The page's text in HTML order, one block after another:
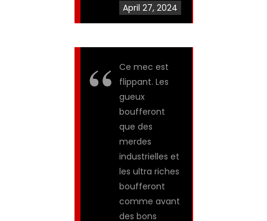
April 27, 2024
Ce mec est
flippant. Les
gueux
boufferont
que des
merdes
industrielles et
les ultra riches
boufferont
comme avant
des bons